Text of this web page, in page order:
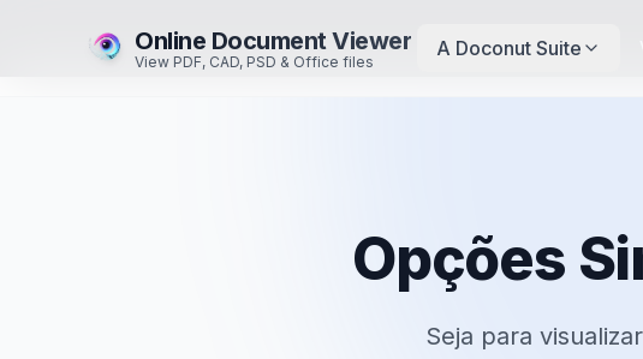
Online Document Viewer
View PDF, CAD, PSD & Office files
A Doconut Suite
Opções
Seja para